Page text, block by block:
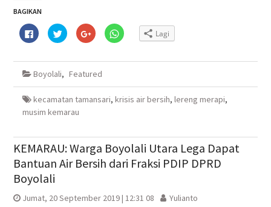
BAGIKAN
Klik
untuk
membagikan
Facebook(Membuka
jendela
yang
baru)
Klik
untuk
berbagi
Twitter(Membuka
jendela
baru)
Klik
untuk
berbagi
Google+
di
yang
baru)
Klik
untuk
WhatsApp(Membuka
baru)
Lagi
Boyolali, Featured
kecamatan tamansari, krisis air bersih, lereng merapi,
musim kemarau
KEMARAU: Warga Boyolali Utara Lega Dapat
Bantuan Air Bersih dari Fraksi PDIP DPRD
Boyolali
Jumat, 20 September 2019 | 12:31 08 Yulianto